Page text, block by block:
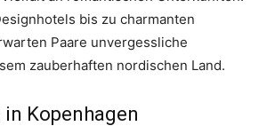
bis zu charmanten
Paare unvergessliche
zauberhaften nordischen Land.
Kopenhagen